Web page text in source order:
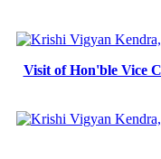
Visit of Hon'ble Vice